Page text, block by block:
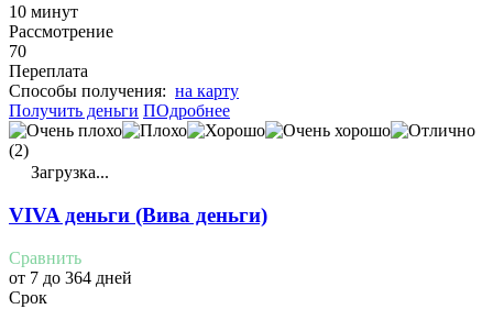
10 минут
Рассмотрение
70
Переплата
Cпособы получения: на карту
Получить деньги ПОдробнее
(2)
Загрузка...
VIVA деньги (Вива деньги)
Сравнить
от 7 до 364 дней
Срок